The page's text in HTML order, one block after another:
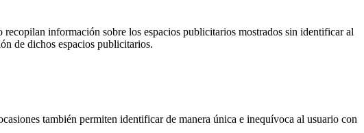
información sobre los espacios publicitarios mostrados sin identificar al
de dichos espacios publicitarios.
también permiten identificar de manera única e inequívoca al usuario con